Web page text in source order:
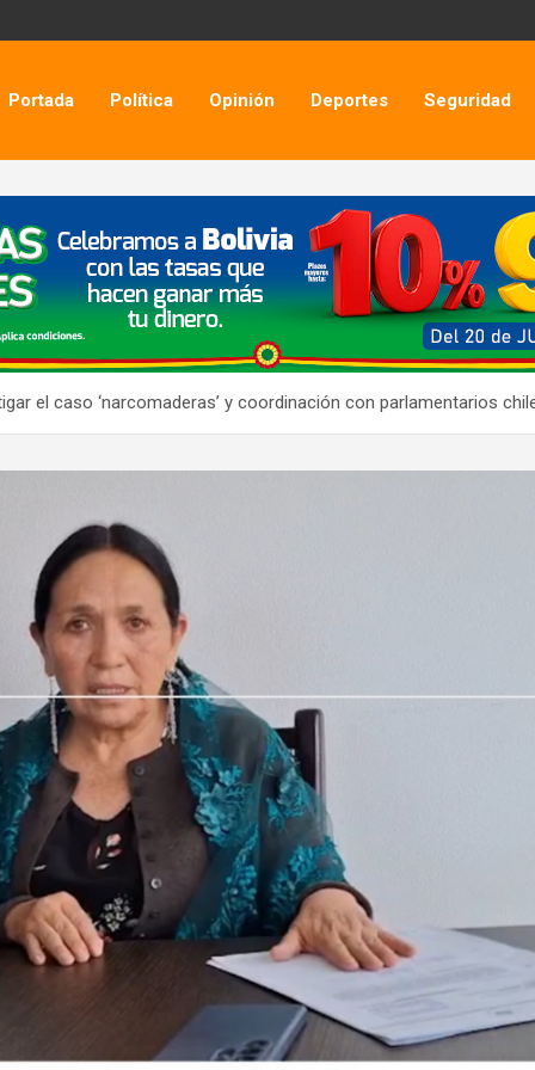
Portada Política Opinión Deportes Seguridad
el caso ‘narcomaderas’ y coordinación con parlamentarios